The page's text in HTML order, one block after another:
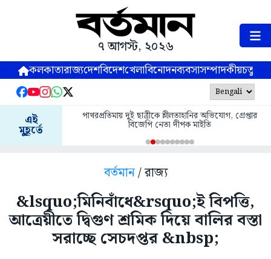
৭ আগস্ট, ২০২৬
কলকাতারাজ্যদেশবিদেশখেলাবিনোদনব্যবসাসম্পাদকীয়
এই
মুহূর্তে
পাথরপ্রতিমায় দুই ছাত্রীকে শ্লীলতাহানির অভিযোগ, গ্রেপ্তার
বিজেপি নেতা দীপক মাইতি
বর্তমান/ রাজ্য
&lsquo;মিনিবাঁধে&rsquo;ই বিপত্তি,
আত্রেয়ীতে দ্বিগুণ শ্রমিক দিয়ে বালির বস্তা
সরাচ্ছে সেচদপ্তর &nbsp;